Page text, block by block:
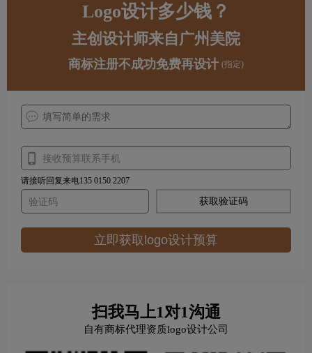
Logo设计多少钱？
主创设计师来自广州美院
商标注册不成功免费再设计 (指定)
请接听回复来电135 0150 2207
获取验证码
立即获取logo设计预算
扫我马上1对1沟通
自有商标代理资质logo设计公司